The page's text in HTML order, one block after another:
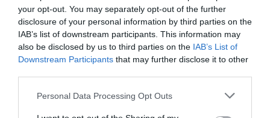
your opt-out. You may separately opt-out of the further
disclosure of your personal information by third parties on the
IAB’s list of downstream participants. This information may
also be disclosed by us to third parties on the IAB’s List of
Downstream Participants that may further disclose it to other
Please note that this website/app uses one or more Google
Personal Data Processing Opt Outs
Közel 600 lóerős
teljesítménnyel is
rendelhető lesz a Lynk&Co